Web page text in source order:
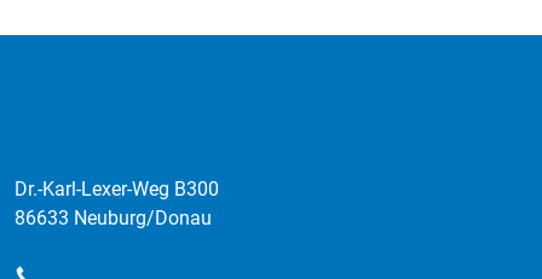
Dr.-Karl-Lexer-Weg B300
86633 Neuburg/Donau